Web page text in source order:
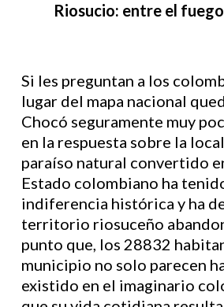
Riosucio: entre el
Si les preguntan a los
lugar del mapa nacional
Chocó seguramente muy
en la respuesta sobre la
paraíso natural convertido
Estado colombiano ha
indiferencia histórica y ha
territorio riosuceño
punto que, los 28832
municipio no solo parecen
existido en el imaginario